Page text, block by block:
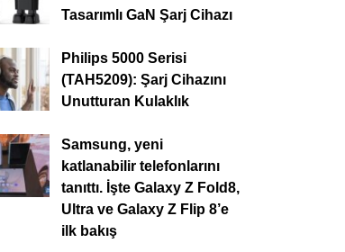
Tasarımlı GaN Şarj Cihazı
Philips 5000 Serisi
(TAH5209): Şarj Cihazını
Unutturan Kulaklık
Samsung, yeni
katlanabilir telefonlarını
tanıttı. İşte Galaxy Z Fold8,
Ultra ve Galaxy Z Flip 8’e
ilk bakış